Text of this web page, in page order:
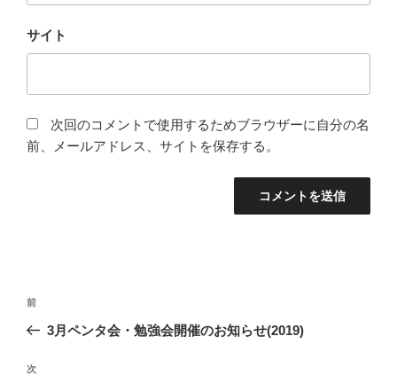
サイト
次回のコメントで使用するためブラウザーに自分の名
前、メールアドレス、サイトを保存する。
投
ビ
過
去
投
前
3月ペンタ会・勉強会開催のお知らせ(2019)
次
次